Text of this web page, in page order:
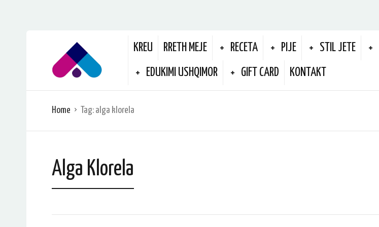
KREU RRETH MEJE RECETA PIJE STIL JETE
EDUKIMI USHQIMOR GIFT CARD KONTAKT
Home Tag: alga klorela
Alga Klorela